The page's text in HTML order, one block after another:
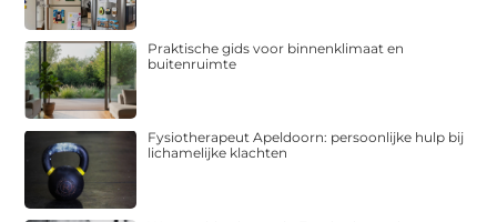
Praktische gids voor binnenklimaat en
buitenruimte
Fysiotherapeut Apeldoorn: persoonlijke hulp bij
lichamelijke klachten